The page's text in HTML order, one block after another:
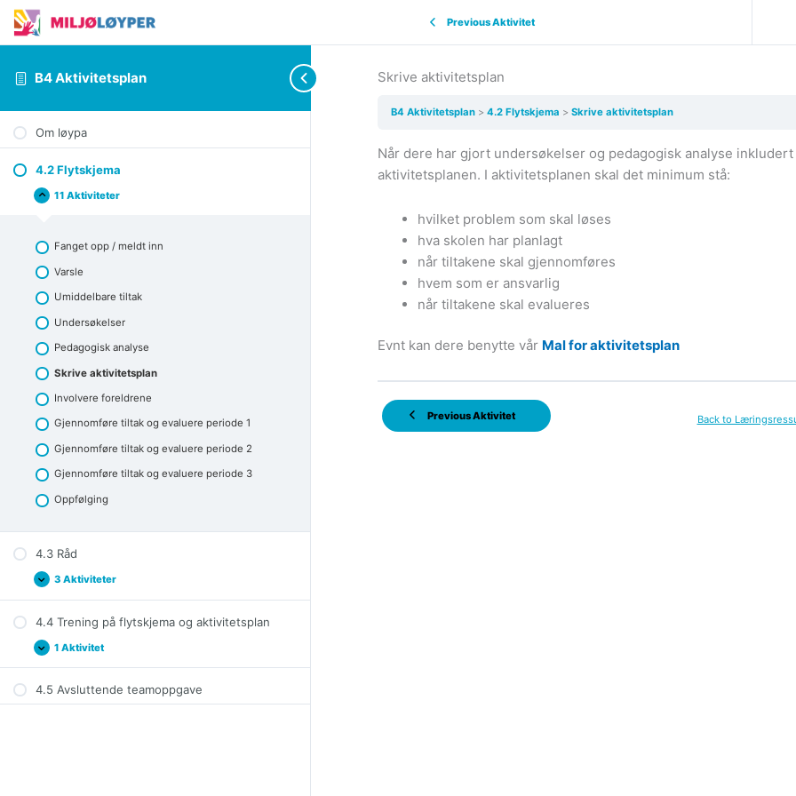
B4 Aktivitetsplan
Om løypa
4.2 Flytskjema
Collapse
4.2 11 Aktiviteter
Fanget opp / meldt inn
Varsle
Umiddelbare tiltak
Undersøkelser
Pedagogisk analyse
Skrive aktivitetsplan
Involvere foreldrene
Gjennomføre tiltak og evaluere periode 1
Gjennomføre tiltak og evaluere periode 2
Gjennomføre tiltak og evaluere periode 3
Oppfølging
4.3 Råd
Expand
4.3
Råd
3 Aktiviteter
4.4 Trening på flytskjema og aktivitetsplan
Expand
4.4
Trening
flytskjema
og
1 Aktivitet
4.5 Avsluttende teamoppgave
Previous Aktivitet
Skrive aktivitetsplan
B4 Aktivitetsplan 4.2 Flytskjema Skrive aktivitetsplan
Når dere har gjort undersøkelser og pedagogisk analyse
aktivitetsplanen. I aktivitetsplanen skal det minimum stå:
hvilket problem som skal løses
hva skolen har planlagt
når tiltakene skal gjennomføres
hvem som er ansvarlig
når tiltakene skal evalueres
Evnt kan dere benytte vår Mal for aktivitetsplan
Previous Aktivitet Back to